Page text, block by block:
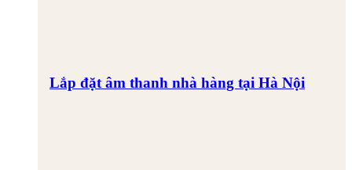
Lắp đặt âm thanh nhà hàng tại Hà Nội